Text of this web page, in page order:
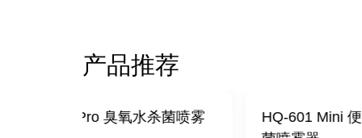
产品推荐
HQ-601 Mini 便携式臭氧水杀